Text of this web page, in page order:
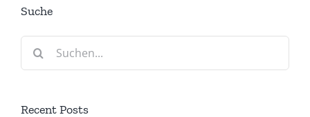
Suche
Suche
Recent Posts